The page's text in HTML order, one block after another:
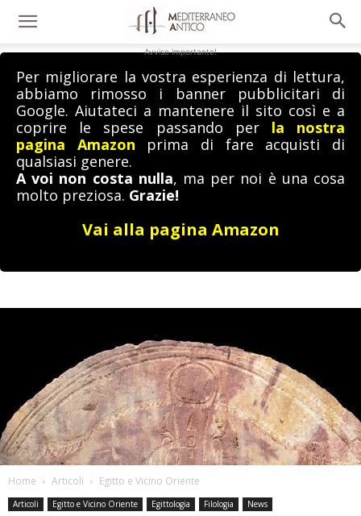
Avviso importante!
Per migliorare la vostra esperienza di lettura,
abbiamo rimosso i banner pubblicitari di
Google. Aiutateci a mantenere il sito così e a
coprire le spese passando per la nostra
pagina Amazon prima di fare acquisti di
qualsiasi genere.
A voi non costa nulla, ma per noi è una cosa
molto preziosa. Grazie!
Vai alla pagina Amazon
Home Articoli Egitto e Vicino Oriente
Articoli Egitto e Vicino Oriente Egittologia Filologia News